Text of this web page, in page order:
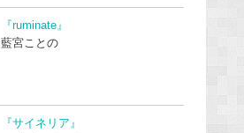
『ruminate』
藍宮ことの
『サイネリア』